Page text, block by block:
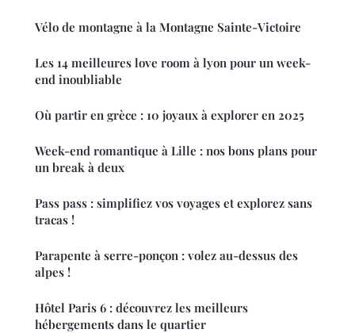
Vélo de montagne à la Montagne Sainte-Victoire
Les 14 meilleures love room à lyon pour un week-
end inoubliable
Où partir en grèce : 10 joyaux à explorer en 2025
Week-end romantique à Lille : nos bons plans pour
un break à deux
Pass pass : simplifiez vos voyages et explorez sans
tracas !
Parapente à serre-ponçon : volez au-dessus des
alpes !
Hôtel Paris 6 : découvrez les meilleurs
hébergements dans le quartier